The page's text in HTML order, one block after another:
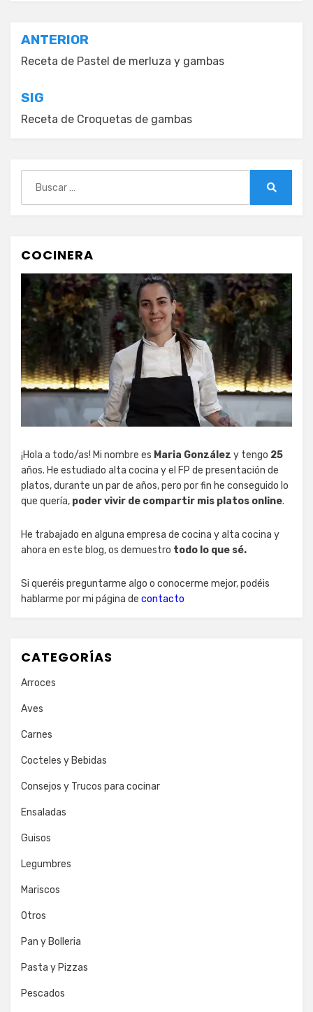
Navegación
de
entradas
ANTERIOR
Receta de Pastel de merluza y gambas
SIG
Receta de Croquetas de gambas
COCINERA
¡Hola a todo/as! Mi nombre es Maria González y tengo 25
años. He estudiado alta cocina y el FP de presentación de
platos, durante un par de años, pero por fin he conseguido lo
que quería, poder vivir de compartir mis platos online.
He trabajado en alguna empresa de cocina y alta cocina y
ahora en este blog, os demuestro todo lo que sé.
Si queréis preguntarme algo o conocerme mejor, podéis
hablarme por mi página de contacto
CATEGORÍAS
Arroces
Aves
Carnes
Cocteles y Bebidas
Consejos y Trucos para cocinar
Ensaladas
Guisos
Legumbres
Mariscos
Otros
Pan y Bolleria
Pasta y Pizzas
Pescados